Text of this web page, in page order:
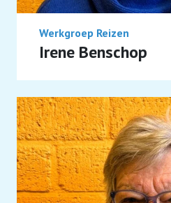
Werkgroep Reizen
Irene Benschop